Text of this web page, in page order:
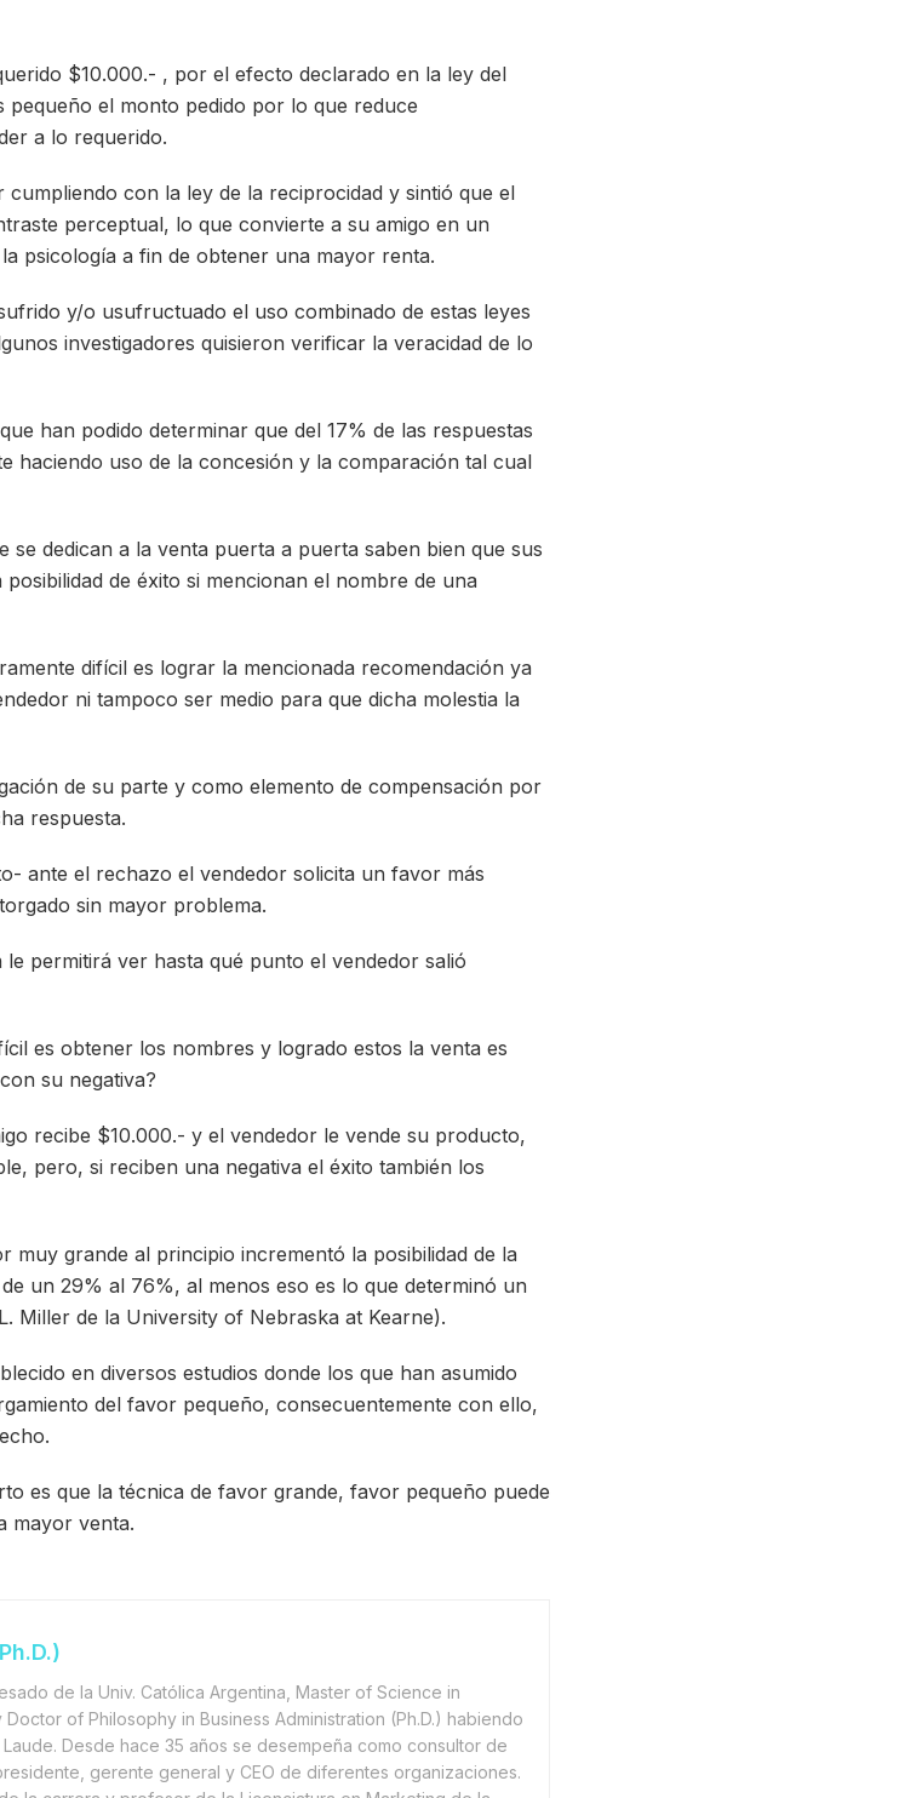
$10.000.- , por el efecto declarado en la ley del
el monto pedido por lo que reduce
a lo requerido.
con la ley de la reciprocidad y sintió que el
perceptual, lo que convierte a su amigo en un
psicología a fin de obtener una mayor renta.
y/o usufructuado el uso combinado de estas leyes
investigadores quisieron verificar la veracidad de lo
han podido determinar que del 17% de las respuestas
haciendo uso de la concesión y la comparación tal cual
se dedican a la venta puerta a puerta saben bien que sus
de éxito si mencionan el nombre de una
difícil es lograr la mencionada recomendación ya
ni tampoco ser medio para que dicha molestia la
de su parte y como elemento de compensación por
respuesta.
ante el rechazo el vendedor solicita un favor más
sin mayor problema.
permitirá ver hasta qué punto el vendedor salió
es obtener los nombres y logrado estos la venta es
su negativa?
recibe $10.000.- y el vendedor le vende su producto,
pero, si reciben una negativa el éxito también los
muy grande al principio incrementó la posibilidad de la
un 29% al 76%, al menos eso es lo que determinó un
Miller de la University of Nebraska at Kearne).
en diversos estudios donde los que han asumido
del favor pequeño, consecuentemente con ello,
es que la técnica de favor grande, favor pequeño puede
mayor venta.
de la Univ. Católica Argentina, Master of Science in
Doctor of Philosophy in Business Administration (Ph.D.) habiendo
Desde hace 35 años se desempeña como consultor de
gerente general y CEO de diferentes organizaciones.